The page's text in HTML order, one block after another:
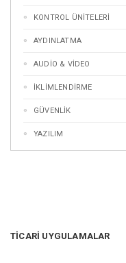
KONTROL ÜNİTELERİ
AYDINLATMA
AUDİO & VİDEO
İKLİMLENDİRME
GÜVENLİK
YAZILIM
TİCARİ UYGULAMALAR